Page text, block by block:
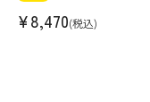
¥8,470 税込